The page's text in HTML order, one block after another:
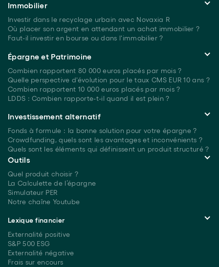
Immobilier
Investir dans le recyclage urbain avec Novaxia R
Où placer son argent en attendant un achat immobilier ?
Faut-il investir en bourse ou dans l'immobilier ?
Épargne et Patrimoine
Combien rapportent 80 000 euros placés par mois ?
Quelle perspective d'évolution pour le taux CMS EUR 10 ans ?
Combien rapportent 10 000 euros placés par mois ?
LDDS : Combien rapporte-t-il quand il est plein ?
Investissement alternatif
Fonds à formule : la bonne solution pour votre épargne ?
Crowdfunding, quels sont les avantages et inconvénients ?
Quels sont les éléments qui définissent un produit structuré ?
Outils
Quel produit choisir ?
La Calculette de l’épargne
Simulateur PER
Notre chaîne Youtube
Lexique financier
Externalité positive
S&P 500 ESG
Externalité négative
Frais sur encours